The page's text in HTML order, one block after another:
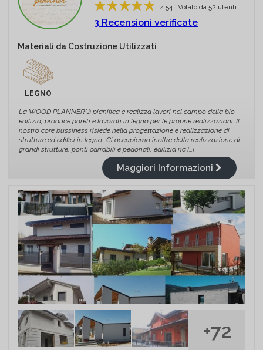
4.54 Votato da 52 utenti
3 Recensioni verificate
Materiali da Costruzione Utilizzati
LEGNO
La WOOD PLANNER® pianifica e realizza lavori nel campo della bio-
edilizia, produce pareti e lavorati in legno per le proprie realizzazioni. Il
nostro core bussiness risiede nella progettazione e realizzazione di
strutture ed edifici in legno. Ci occupiamo inoltre della realizzazione di
grandi strutture, ponti carrabili e pedonali, edilizia ric [...]
Maggiori Informazioni
+72